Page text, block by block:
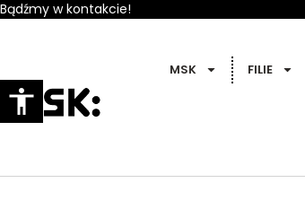
Bądźmy w kontakcie!
MSK FILIE